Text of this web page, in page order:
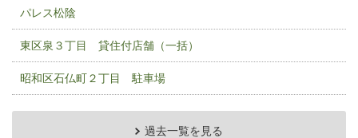
パレス松陰
東区泉３丁目 貸住付店舗（一括）
昭和区石仏町２丁目 駐車場
過去一覧を見る